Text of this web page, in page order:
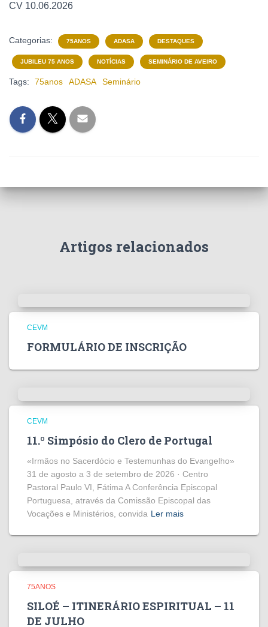
CV 10.06.2026
Categorias: 75ANOS ADASA DESTAQUES
JUBILEU 75 ANOS NOTÍCIAS SEMINÁRIO DE AVEIRO
Tags: 75anos ADASA Seminário
Artigos relacionados
CEVM
FORMULÁRIO DE INSCRIÇÃO
CEVM
11.º Simpósio do Clero de Portugal
«Irmãos no Sacerdócio e Testemunhas do Evangelho»
31 de agosto a 3 de setembro de 2026 · Centro
Pastoral Paulo VI, Fátima A Conferência Episcopal
Portuguesa, através da Comissão Episcopal das
Vocações e Ministérios, convida Ler mais
75ANOS
SILOÉ – ITINERÁRIO ESPIRITUAL – 11
DE JULHO